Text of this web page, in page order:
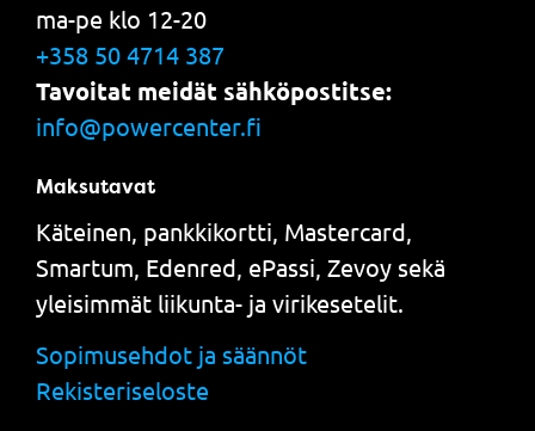
ma-pe klo 12-20
+358 50 4714 387
Tavoitat meidät sähköpostitse:
info@powercenter.fi
Maksutavat
Käteinen, pankkikortti, Mastercard,
Smartum, Edenred, ePassi, Zevoy sekä
yleisimmät liikunta- ja virikesetelit.
Sopimusehdot ja säännöt
Rekisteriseloste